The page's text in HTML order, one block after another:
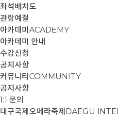
좌석배치도
관람예절
아카데미 ACADEMY
아카데미 안내
수강신청
공지사항
커뮤니티 COMMUNITY
공지사항
1:1 문의
대구국제오페라축제 DAEGU